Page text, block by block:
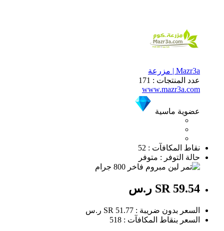
Mazr3a | مزرعة
عدد المنتجات : 171
www.mazr3a.com
عضوية ماسية
نقاط المكافآت : 52
حالة التوفر : متوفر
SR 59.54 ر.س
السعر بدون ضريبة : SR 51.77 ر.س
السعر بنقاط المكافآت : 518